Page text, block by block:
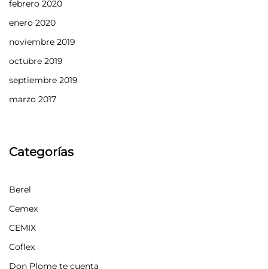
febrero 2020
enero 2020
noviembre 2019
octubre 2019
septiembre 2019
marzo 2017
Categorías
Berel
Cemex
CEMIX
Coflex
Don Plome te cuenta